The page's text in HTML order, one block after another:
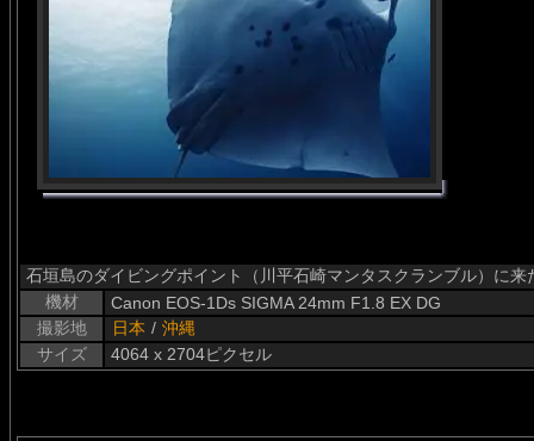
石垣島のダイビングポイント（川平石崎マンタスクランブル）に来
機材
Canon EOS-1Ds SIGMA 24mm F1.8 EX DG
撮影地
日本 / 沖縄
サイズ
4064 x 2704ピクセル